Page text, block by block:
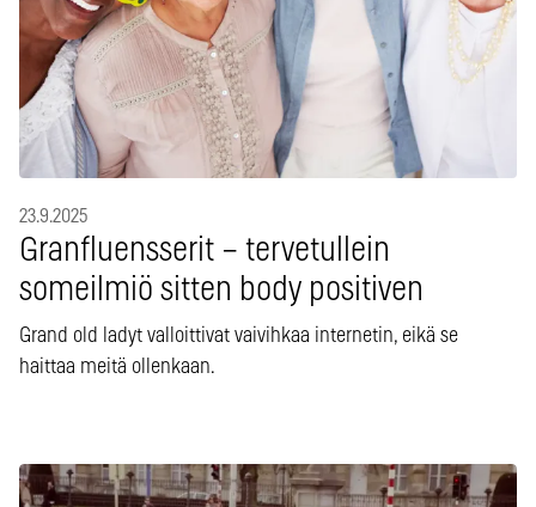
23.9.2025
Granfluensserit – tervetullein
someilmiö sitten body positiven
Grand old ladyt valloittivat vaivihkaa internetin, eikä se
haittaa meitä ollenkaan.